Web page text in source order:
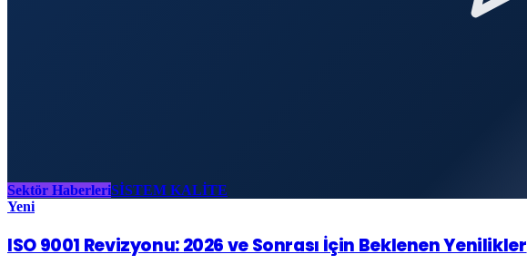
Sektör HaberleriSİSTEM KALİTE
Yeni
ISO 9001 Revizyonu: 2026 ve Sonrası İçin Beklenen Yenilikler